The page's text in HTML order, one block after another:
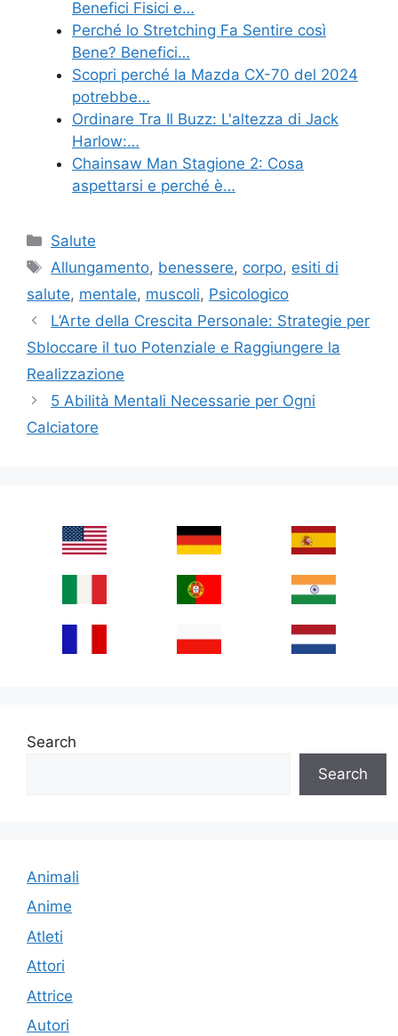
Benefici Fisici e…
Perché lo Stretching Fa Sentire così
Bene? Benefici…
Scopri perché la Mazda CX-70 del 2024
potrebbe…
Ordinare Tra Il Buzz: L'altezza di Jack
Harlow:…
Chainsaw Man Stagione 2: Cosa
aspettarsi e perché è…
Categories
Salute
Tags
Allungamento, benessere, corpo, esiti di
salute, mentale, muscoli, Psicologico
L’Arte della Crescita Personale: Strategie per
Sbloccare il tuo Potenziale e Raggiungere la
Realizzazione
5 Abilità Mentali Necessarie per Ogni
Calciatore
Search
Search
Animali
Anime
Atleti
Attori
Attrice
Autori